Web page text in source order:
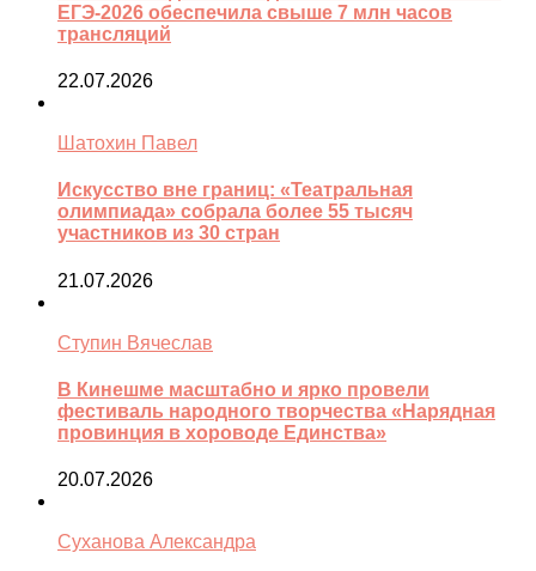
ЕГЭ-2026 обеспечила свыше 7 млн часов
трансляций
22.07.2026
Шатохин Павел
Искусство вне границ: «Театральная
олимпиада» собрала более 55 тысяч
участников из 30 стран
21.07.2026
Ступин Вячеслав
В Кинешме масштабно и ярко провели
фестиваль народного творчества «Нарядная
провинция в хороводе Единства»
20.07.2026
Суханова Александра